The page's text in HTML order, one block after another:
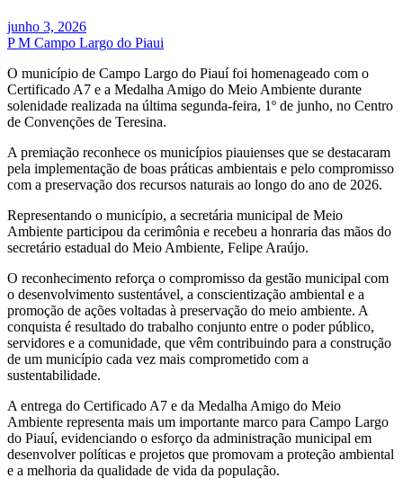
junho 3, 2026
P M Campo Largo do Piaui
O município de Campo Largo do Piauí foi homenageado com o
Certificado A7 e a Medalha Amigo do Meio Ambiente durante
solenidade realizada na última segunda-feira, 1º de junho, no Centro
de Convenções de Teresina.
A premiação reconhece os municípios piauienses que se destacaram
pela implementação de boas práticas ambientais e pelo compromisso
com a preservação dos recursos naturais ao longo do ano de 2026.
Representando o município, a secretária municipal de Meio
Ambiente participou da cerimônia e recebeu a honraria das mãos do
secretário estadual do Meio Ambiente, Felipe Araújo.
O reconhecimento reforça o compromisso da gestão municipal com
o desenvolvimento sustentável, a conscientização ambiental e a
promoção de ações voltadas à preservação do meio ambiente. A
conquista é resultado do trabalho conjunto entre o poder público,
servidores e a comunidade, que vêm contribuindo para a construção
de um município cada vez mais comprometido com a
sustentabilidade.
A entrega do Certificado A7 e da Medalha Amigo do Meio
Ambiente representa mais um importante marco para Campo Largo
do Piauí, evidenciando o esforço da administração municipal em
desenvolver políticas e projetos que promovam a proteção ambiental
e a melhoria da qualidade de vida da população.